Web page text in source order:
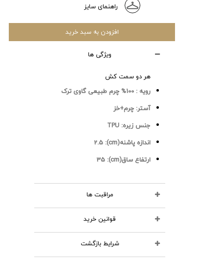
راهنمای سایز
افزودن به سبد خرید
ویژگی ها
هر دو سمت کش
رویه : 100% چرم طبیعی گاوی ترک
آستر: چرم+خز
جنس زیره: TPU
اندازه پاشنه(cm):
2.5
ارتفاع ساق(cm):
35
مراقبت ها
محصولات چرمی را نشویید
از مواد شوینده استفاده نکنید
قوانین خرید
تمامی کالاهای انتخابی در سبد خرید
شما قابل نمایش و تا قبل از تایید و
شرایط بازگشت